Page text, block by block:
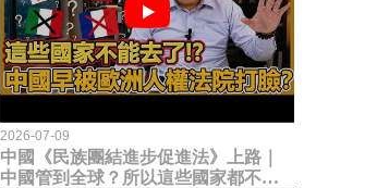
2026-07-09
中國《民族團結進步促進法》上路｜
中國管到全球？所以這些國家都不能